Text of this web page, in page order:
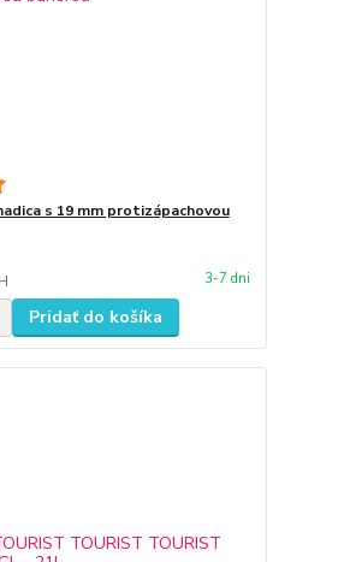
s 19 mm protizápachovou
3-7 dni
Pridať do košíka